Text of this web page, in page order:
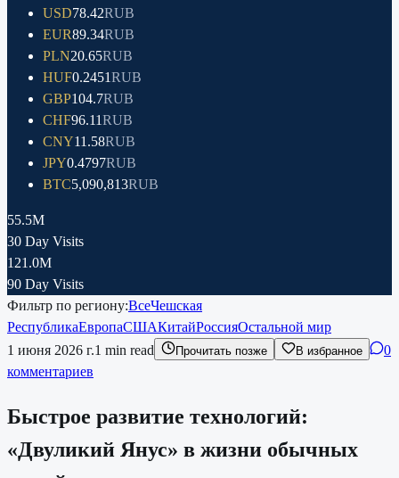
USD78.42RUB
EUR89.34RUB
PLN20.65RUB
HUF0.2451RUB
GBP104.7RUB
CHF96.11RUB
CNY11.58RUB
JPY0.4797RUB
BTC5,090,813RUB
55.5M
30 Day Visits
121.0M
90 Day Visits
Фильтр по региону:ВсеЧешская
РеспубликаЕвропаСШАКитайРоссияОстальной мир
1 июня 2026 г.1 min read Прочитать позже В избранное
0
комментариев
Быстрое развитие технологий:
«Двуликий Янус» в жизни обычных